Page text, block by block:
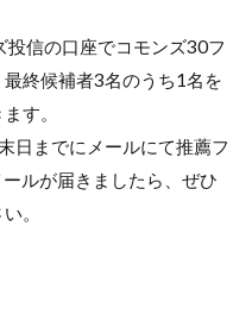
信の口座でコモンズ30フ
終候補者3名のうち1名を
す。
日までにメールにて推薦フ
ルが届きましたら、ぜひ
。